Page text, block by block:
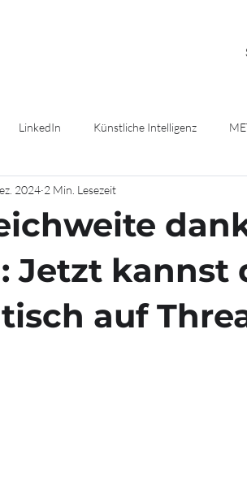
LinkedIn Künstliche Intelligenz
Jetzt kannst
auf
2024 2 Min. Lesezeit
bewertet.